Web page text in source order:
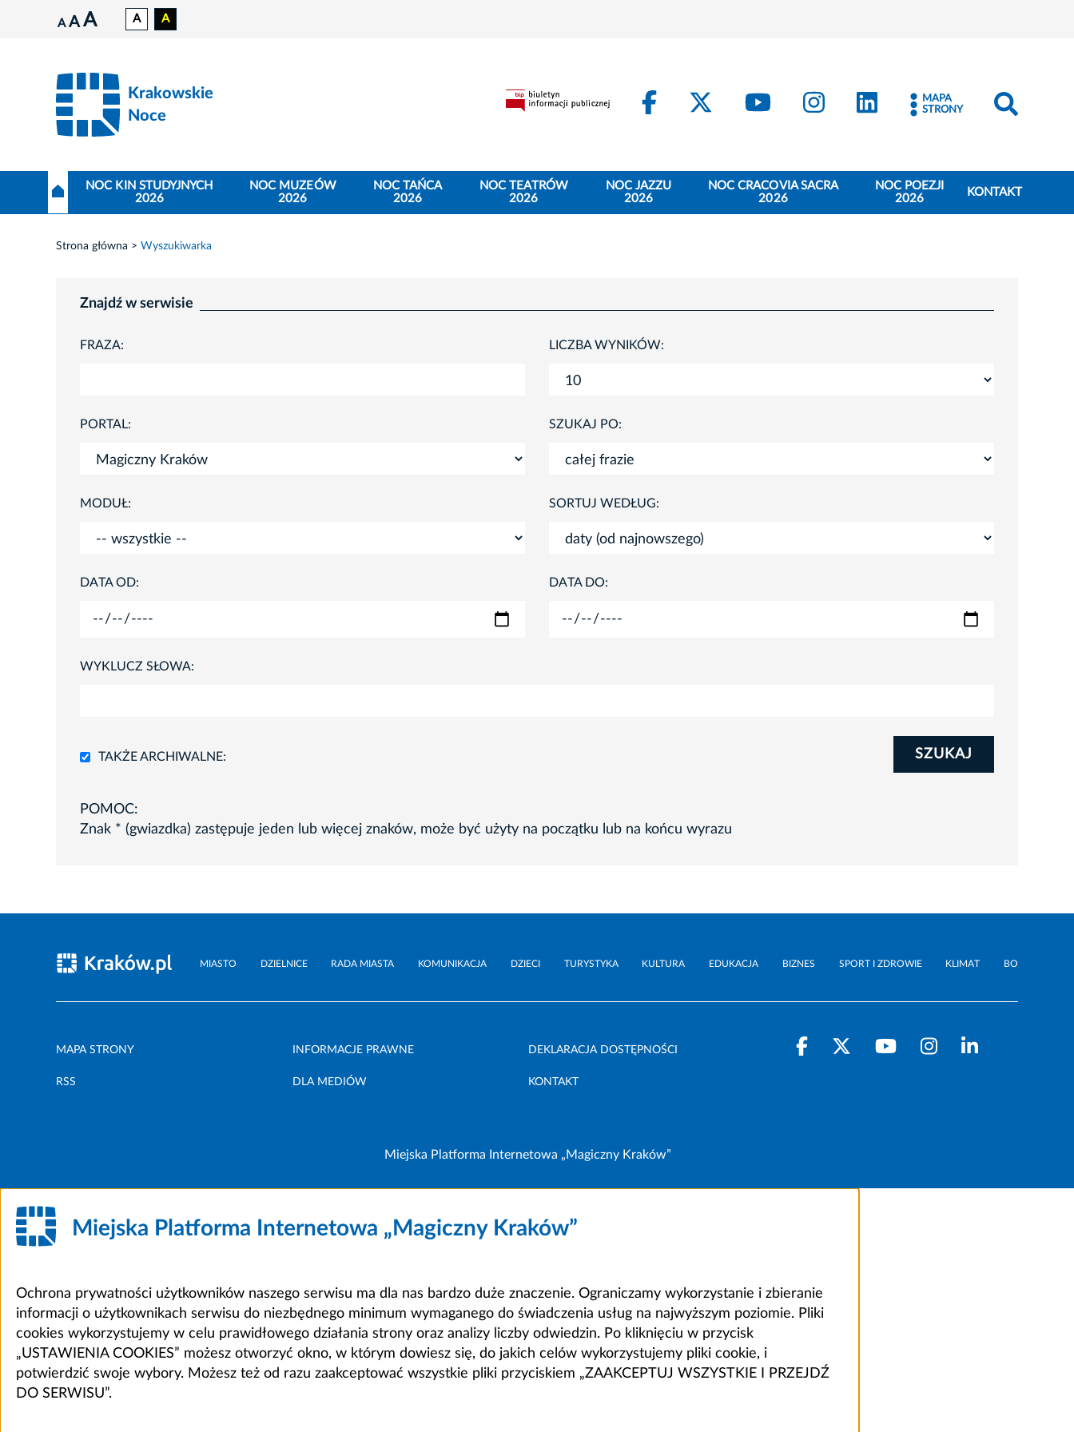
A A A A A
Krakowskie
Noce
FacebookKraków - X
Kraków - YouTube
Kraków - Instagram
Kraków - LinkedIn
MAPA
STRONY
NOC KIN STUDYJNYCH
2026
NOC MUZEÓW
2026
NOC TAŃCA
2026
NOC TEATRÓW
2026
NOC JAZZU
2026
NOC CRACOVIA SACRA
2026
NOC POEZJI
2026
KONTAKT
Strona główna Wyszukiwarka
Znajdź w serwisie
FRAZA: LICZBA WYNIKÓW:
PORTAL: SZUKAJ PO:
MODUŁ: SORTUJ WEDŁUG:
DATA OD: DATA DO:
WYKLUCZ SŁOWA:
TAKŻE ARCHIWALNE: SZUKAJ
POMOC:
Znak * (gwiazdka) zastępuje jeden lub więcej znaków, może być użyty na początku lub na końcu wyrazu
MIASTO DZIELNICE RADA MIASTA KOMUNIKACJA DZIECI TURYSTYKA KULTURA EDUKACJA BIZNES SPORT I ZDROWIE KLIMAT BO
MAPA STRONY INFORMACJE PRAWNE DEKLARACJA DOSTĘPNOŚCI
RSS DLA MEDIÓW KONTAKT
Miejska Platforma Internetowa „Magiczny Kraków”
Miejska Platforma Internetowa „Magiczny Kraków”
Ochrona prywatności użytkowników naszego serwisu ma dla nas bardzo duże znaczenie. Ograniczamy wykorzystanie i zbieranie
informacji o użytkownikach serwisu do niezbędnego minimum wymaganego do świadczenia usług na najwyższym poziomie. Pliki
cookies wykorzystujemy w celu prawidłowego działania strony oraz analizy liczby odwiedzin. Po kliknięciu w przycisk
„USTAWIENIA COOKIES” możesz otworzyć okno, w którym dowiesz się, do jakich celów wykorzystujemy pliki cookie, i
potwierdzić swoje wybory. Możesz też od razu zaakceptować wszystkie pliki przyciskiem „ZAAKCEPTUJ WSZYSTKIE I PRZEJDŹ
DO SERWISU”.